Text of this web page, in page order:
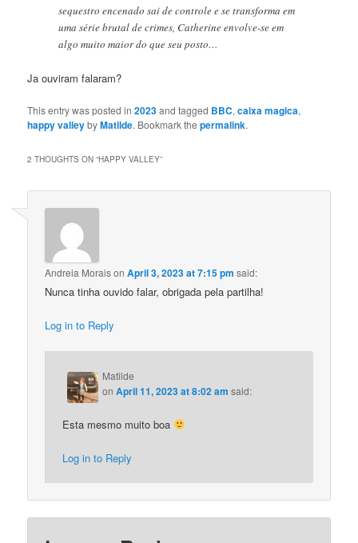
sequestro encenado sai de controle e se transforma em
uma série brutal de crimes, Catherine envolve-se em
algo muito maior do que seu posto…
Ja ouviram falaram?
This entry was posted in2023and tagged BBC,caixa magica,
happy valleybyMatilde. Bookmark thepermalink.
2 THOUGHTS ON “HAPPY VALLEY”
Andreia MoraisonApril 3, 2023 at 7:15 pm said:
Nunca tinha ouvido falar, obrigada pela partilha!
Log in to Reply
Matilde
onApril 11, 2023 at 8:02 am said:
Esta mesmo muito boa
Log in to Reply